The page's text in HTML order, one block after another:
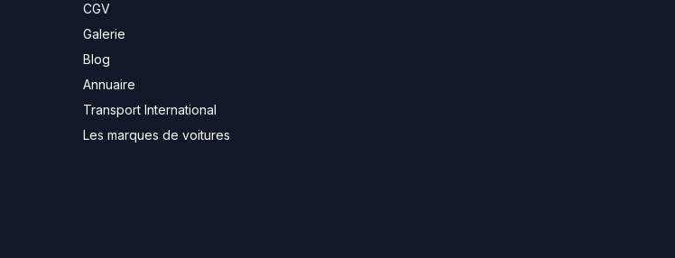
CGV
Galerie
Blog
Annuaire
Transport International
Les marques de voitures